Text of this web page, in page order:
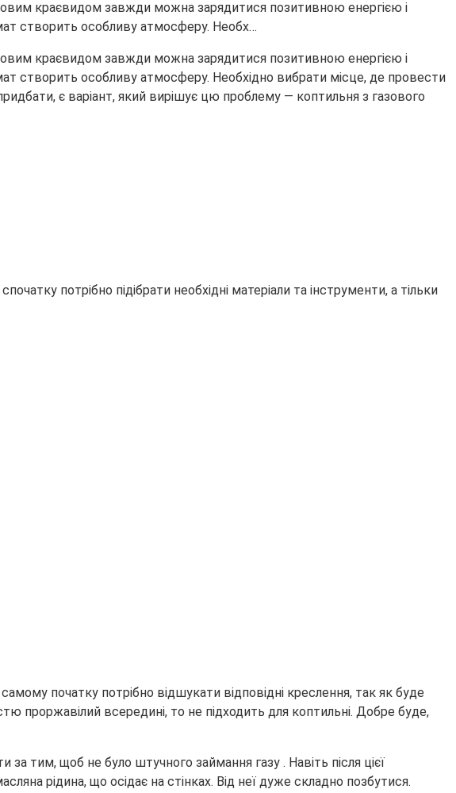
краєвидом завжди можна зарядитися позитивною енергією і
створить особливу атмосферу. Необх…
краєвидом завжди можна зарядитися позитивною енергією і
створить особливу атмосферу. Необхідно вибрати місце, де провести
є варіант, який вирішує цю проблему — коптильня з газового
потрібно підібрати необхідні матеріали та інструменти, а тільки
початку потрібно відшукати відповідні креслення, так як буде
проржавілий всередині, то не підходить для коптильні. Добре буде,
тим, щоб не було штучного займання газу . Навіть після цієї
рідина, що осідає на стінках. Від неї дуже складно позбутися.